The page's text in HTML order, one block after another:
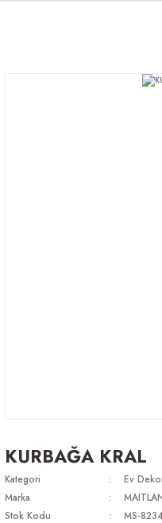
KURBAĞA KRAL
Kategori Ev
Marka
Stok Kodu
MS-